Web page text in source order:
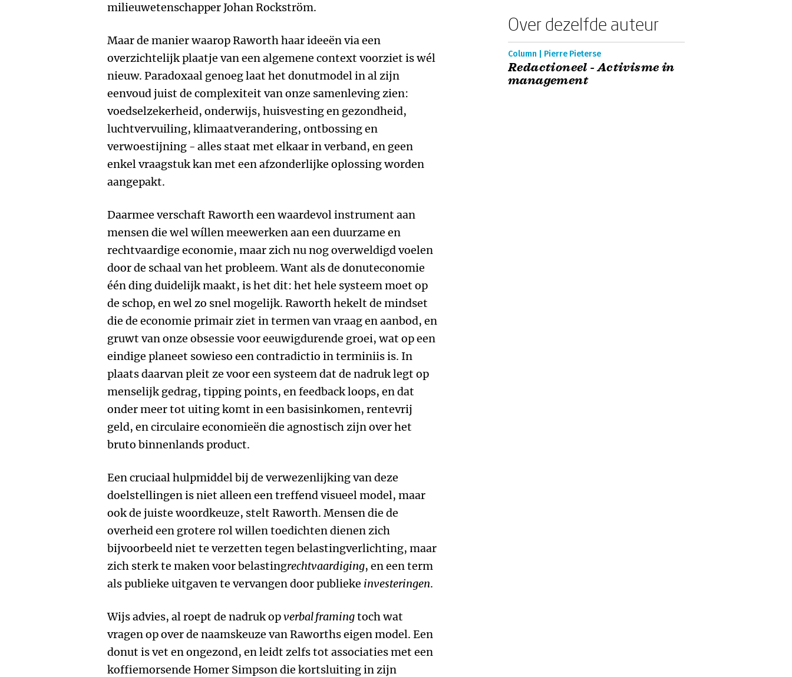
milieuwetenschapper Johan Rockström.
Maar de manier waarop Raworth haar ideeën via een
overzichtelijk plaatje van een algemene context voorziet is wél
nieuw. Paradoxaal genoeg laat het donutmodel in al zijn
eenvoud juist de complexiteit van onze samenleving zien:
voedselzekerheid, onderwijs, huisvesting en gezondheid,
luchtvervuiling, klimaatverandering, ontbossing en
verwoestijning - alles staat met elkaar in verband, en geen
enkel vraagstuk kan met een afzonderlijke oplossing worden
aangepakt.
Daarmee verschaft Raworth een waardevol instrument aan
mensen die wel wíllen meewerken aan een duurzame en
rechtvaardige economie, maar zich nu nog overweldigd voelen
door de schaal van het probleem. Want als de donuteconomie
één ding duidelijk maakt, is het dit: het hele systeem moet op
de schop, en wel zo snel mogelijk. Raworth hekelt de mindset
die de economie primair ziet in termen van vraag en aanbod, en
gruwt van onze obsessie voor eeuwigdurende groei, wat op een
eindige planeet sowieso een contradictio in terminiis is. In
plaats daarvan pleit ze voor een systeem dat de nadruk legt op
menselijk gedrag, tipping points, en feedback loops, en dat
onder meer tot uiting komt in een basisinkomen, rentevrij
geld, en circulaire economieën die agnostisch zijn over het
bruto binnenlands product.
Een cruciaal hulpmiddel bij de verwezenlijking van deze
doelstellingen is niet alleen een treffend visueel model, maar
ook de juiste woordkeuze, stelt Raworth. Mensen die de
overheid een grotere rol willen toedichten dienen zich
bijvoorbeeld niet te verzetten tegen belastingverlichting, maar
zich sterk te maken voor belastingrechtvaardiging, en een term
als publieke uitgaven te vervangen door publieke investeringen.
Wijs advies, al roept de nadruk opverbal framingtoch wat
vragen op over de naamskeuze van Raworths eigen model. Een
donut is vet en ongezond, en leidt zelfs tot associaties met een
koffiemorsende Homer Simpson die kortsluiting in zijn
Over dezelfde auteur
Column | Pierre Pieterse
Redactioneel - Activisme in
management